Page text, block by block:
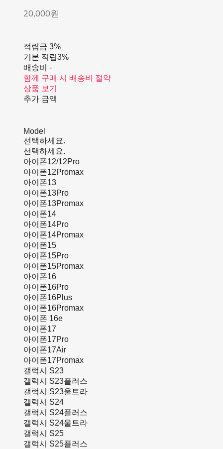
20,000원
적립금 3%
기본 적립3%
배송비 -
함께 구매 시 배송비 절약
상품 보기
추가 금액
Model
선택하세요.
선택하세요.
아이폰12/12Pro
아이폰12Promax
아이폰13
아이폰13Pro
아이폰13Promax
아이폰14
아이폰14Pro
아이폰14Promax
아이폰15
아이폰15Pro
아이폰15Promax
아이폰16
아이폰16Pro
아이폰16Plus
아이폰16Promax
아이폰 16e
아이폰17
아이폰17Pro
아이폰17Air
아이폰17Promax
갤럭시 S23
갤럭시 S23플러스
갤럭시 S23울트라
갤럭시 S24
갤럭시 S24플러스
갤럭시 S24울트라
갤럭시 S25
갤럭시 S25플러스